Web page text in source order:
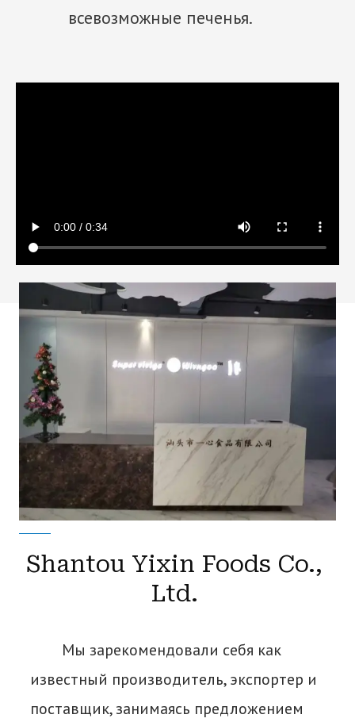
всевозможные печенья.
Shantou Yixin Foods Co.,
Ltd.
Мы зарекомендовали себя как
известный производитель, экспортер и
поставщик, занимаясь предложением